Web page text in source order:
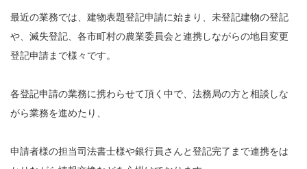
最近の業務では、建物表題登記申請に始まり、未登記建物の登記
や、滅失登記、各市町村の農業委員会と連携しながらの地目変更
登記申請まで様々です。
各登記申請の業務に携わらせて頂く中で、法務局の方と相談しな
がら業務を進めたり、
申請者様の担当司法書士様や銀行員さんと登記完了まで連携をは